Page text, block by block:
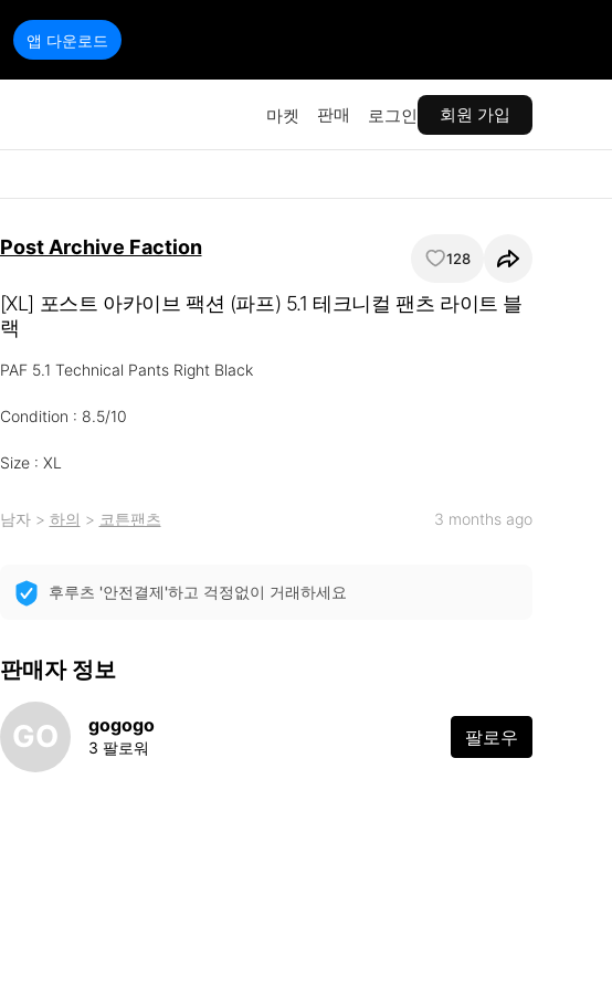
앱 다운로드
마켓 판매 로그인 회원 가입
Post Archive Faction 128
[XL] 포스트 아카이브 팩션 (파프) 5.1 테크니컬 팬츠 라이트 블
랙
PAF 5.1 Technical Pants Right Black
Condition : 8.5/10
Size : XL
남자> 하의 > 코튼팬츠 3 months ago
후루츠 '안전결제'하고 걱정없이 거래하세요
판매자 정보
GO gogogo
3 팔로워 팔로우